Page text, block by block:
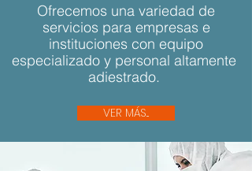
Ofrecemos una variedad de
servicios para empresas e
instituciones con equipo
especializado y personal altamente
adiestrado.
VER MÁS...